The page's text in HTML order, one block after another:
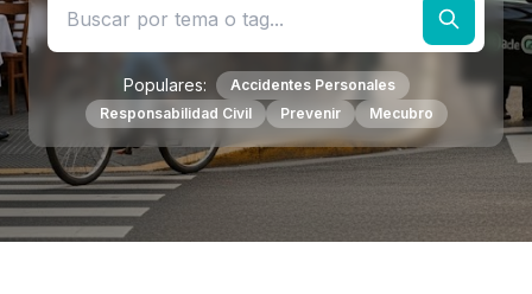
Populares:
Accidentes Personales
Responsabilidad Civil
Prevenir Mecubro